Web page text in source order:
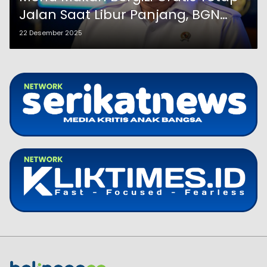
Jalan Saat Libur Panjang, BGN
Siapkan Opsi Delivery
22 Desember 2025